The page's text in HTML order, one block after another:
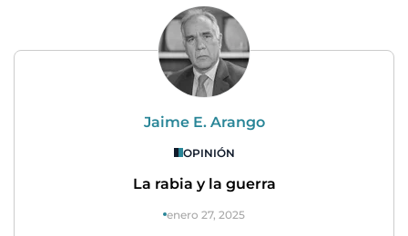
Jaime E. Arango
OPINIÓN
La rabia y la guerra
enero 27, 2025